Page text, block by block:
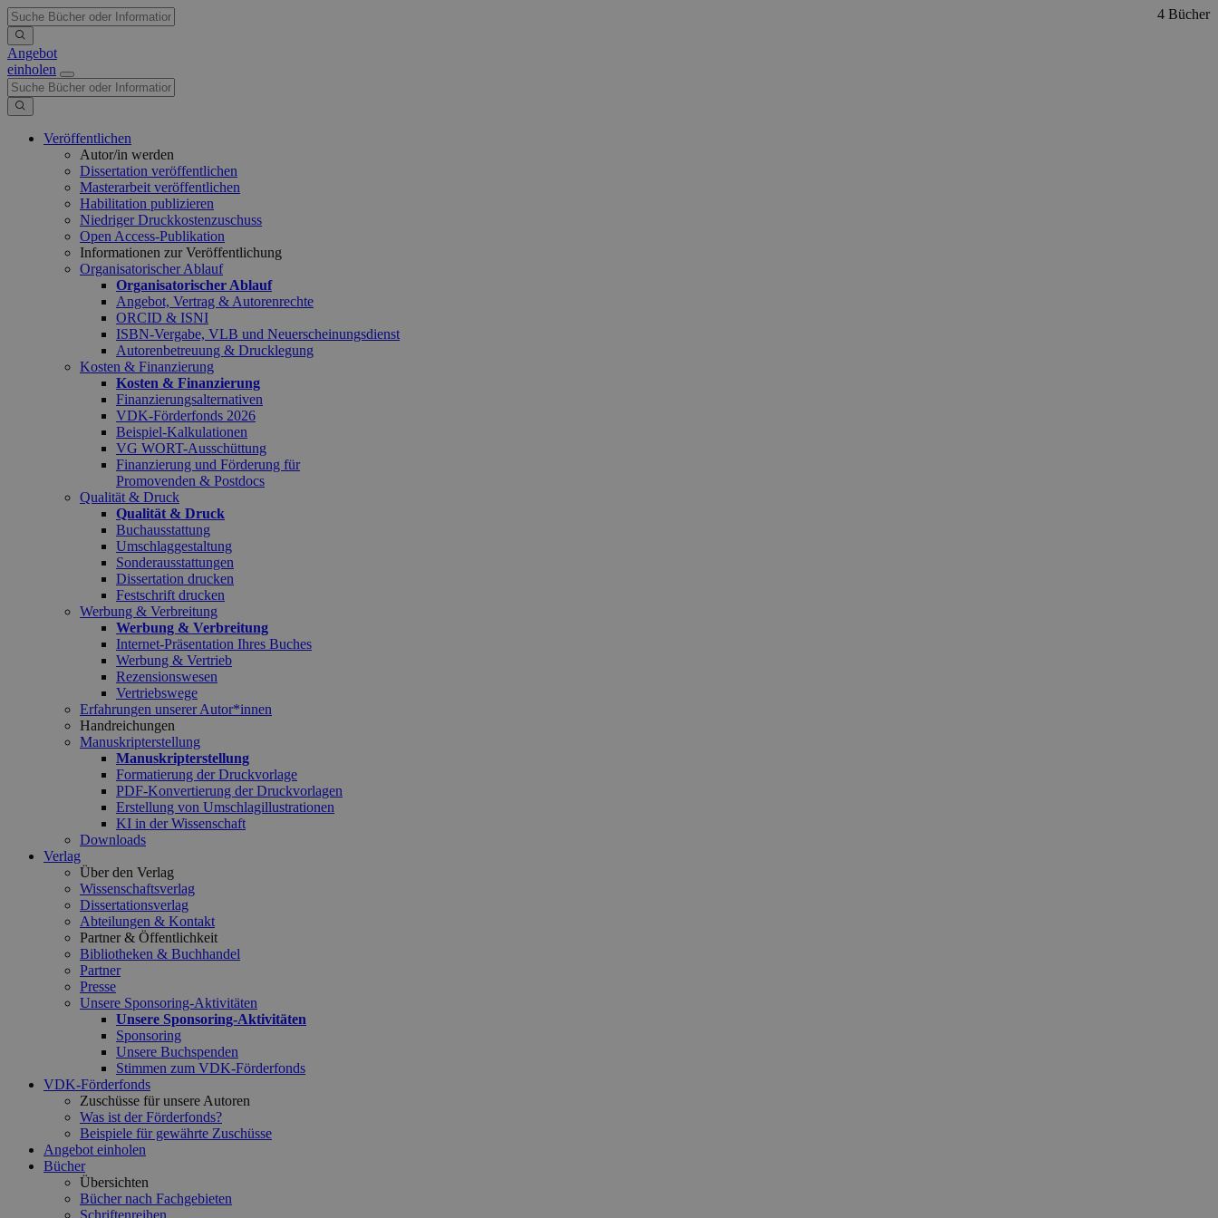
Angebot
einholen
Veröffentlichen
Autor/in werden
Dissertation veröffentlichen
Masterarbeit veröffentlichen
Habilitation publizieren
Niedriger Druckkostenzuschuss
Open Access-Publikation
Informationen zur Veröffentlichung
Organisatorischer Ablauf
Organisatorischer Ablauf
Angebot, Vertrag & Autorenrechte
ORCID & ISNI
ISBN-Vergabe, VLB und Neuerscheinungsdienst
Autorenbetreuung & Drucklegung
Kosten & Finanzierung
Kosten & Finanzierung
Finanzierungsalternativen
VDK-Förderfonds 2026
Beispiel-Kalkulationen
VG WORT-Ausschüttung
Finanzierung und Förderung für
Promovenden & Postdocs
Qualität & Druck
Qualität & Druck
Buchausstattung
Umschlaggestaltung
Sonderausstattungen
Dissertation drucken
Festschrift drucken
Werbung & Verbreitung
Werbung & Verbreitung
Internet-Präsentation Ihres Buches
Werbung & Vertrieb
Rezensionswesen
Vertriebswege
Erfahrungen unserer Autor*innen
Handreichungen
Manuskripterstellung
Manuskripterstellung
Formatierung der Druckvorlage
PDF-Konvertierung der Druckvorlagen
Erstellung von Umschlagillustrationen
KI in der Wissenschaft
Downloads
Verlag
Über den Verlag
Wissenschaftsverlag
Dissertationsverlag
Abteilungen & Kontakt
Partner & Öffentlichkeit
Bibliotheken & Buchhandel
Partner
Presse
Unsere Sponsoring-Aktivitäten
Unsere Sponsoring-Aktivitäten
Sponsoring
Unsere Buchspenden
Stimmen zum VDK-Förderfonds
VDK-Förderfonds
Zuschüsse für unsere Autoren
Was ist der Förderfonds?
Beispiele für gewährte Zuschüsse
Angebot einholen
Bücher
Übersichten
Bücher nach Fachgebieten
Schriftenreihen
4 Bücher